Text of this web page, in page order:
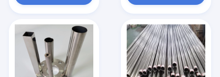
Σπίτι
Προϊόντα